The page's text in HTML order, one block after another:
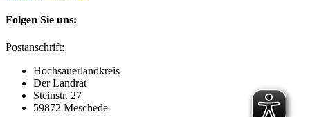
Folgen Sie uns:
Postanschrift:
Hochsauerlandkreis
Der Landrat
Steinstr. 27
59872 Meschede